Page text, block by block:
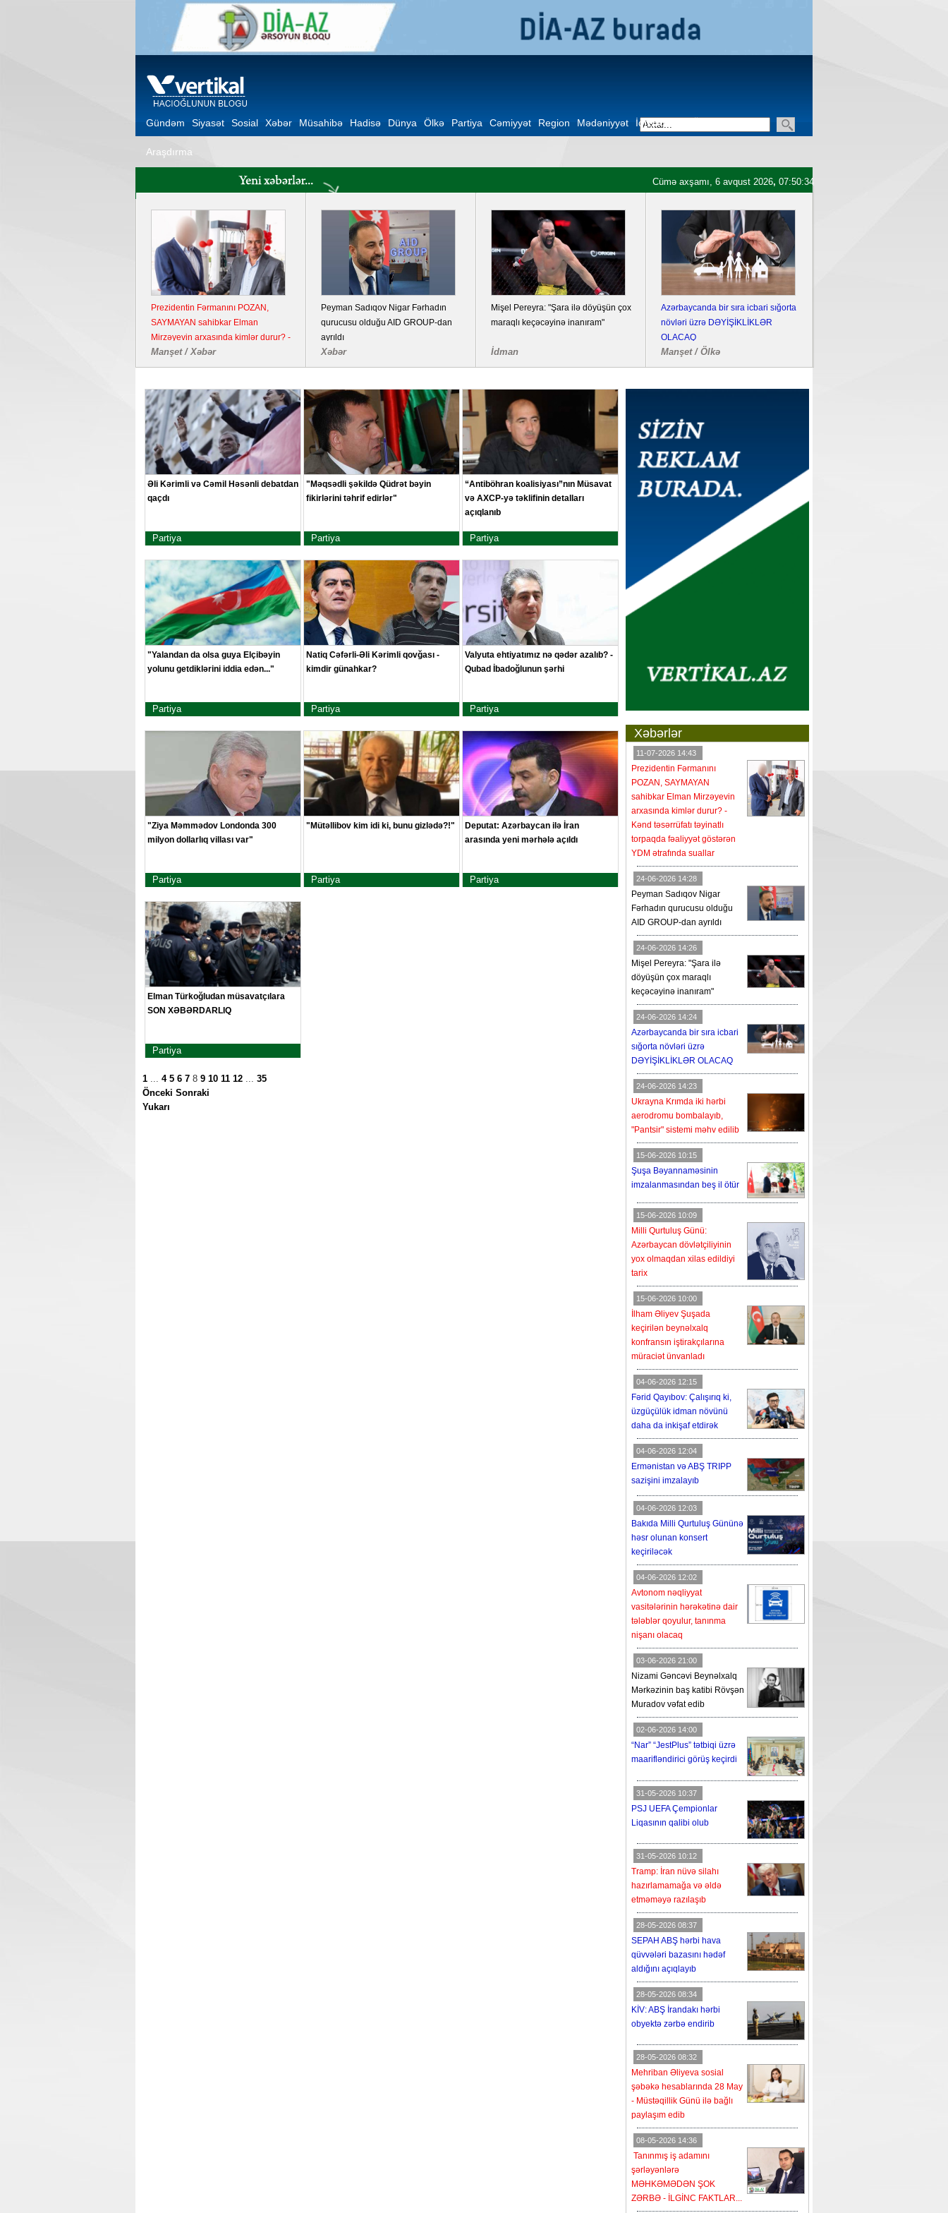
Gündəm Siyasət Sosial Xəbər Müsahibə Hadisə Dünya Ölkə Partiya Cəmiyyət Region Mədəniyyət İqtisadiyyat
Araşdırma
Cümə axşamı, 6 avqust 2026, 07:50:35
Prezidentin Fərmanını POZAN,
SAYMAYAN sahibkar Elman
Mirzəyevin arxasında kimlər durur? -
Kənd təsərrüfatı təyinatlı torpaqda
fəaliyyət göstərən YDM ətrafında
Manşet / Xəbər
Peyman Sadıqov Nigar Fərhadın
qurucusu olduğu AID GROUP-dan
ayrıldı
Xəbər
Mişel Pereyra: "Şara ilə döyüşün çox
maraqlı keçəcəyinə inanıram"
İdman
Azərbaycanda bir sıra icbari sığorta
növləri üzrə DƏYİŞİKLİKLƏR
OLACAQ
Manşet / Ölkə
Əli Kərimli və Cəmil Həsənli debatdan
qaçdı
Partiya
"Məqsədli şəkildə Qüdrət bəyin
fikirlərini təhrif edirlər"
Partiya
“Antiböhran koalisiyası”nın Müsavat
və AXCP-yə təklifinin detalları
açıqlanıb
Partiya
"Yalandan da olsa guya Elçibəyin
yolunu getdiklərini iddia edən..."
Partiya
Natiq Cəfərli-Əli Kərimli qovğası -
kimdir günahkar?
Partiya
Valyuta ehtiyatımız nə qədər azalıb? -
Qubad İbadoğlunun şərhi
Partiya
"Ziya Məmmədov Londonda 300
milyon dollarlıq villası var"
Partiya
"Mütəllibov kim idi ki, bunu gizlədə?!"
Partiya
Deputat: Azərbaycan ilə İran
arasında yeni mərhələ açıldı
Partiya
Elman Türkoğludan müsavatçılara
SON XƏBƏRDARLIQ
Partiya
1 ... 4 5 6 7 8 9 10 11 12 ... 35
Önceki Sonraki
Yukarı
Xəbərlər
11-07-2026 14:43
Prezidentin Fərmanını
POZAN, SAYMAYAN
sahibkar Elman Mirzəyevin
arxasında kimlər durur? -
Kənd təsərrüfatı təyinatlı
torpaqda fəaliyyət göstərən
YDM ətrafında suallar
24-06-2026 14:28
Peyman Sadıqov Nigar
Fərhadın qurucusu olduğu
AID GROUP-dan ayrıldı
24-06-2026 14:26
Mişel Pereyra: "Şara ilə
döyüşün çox maraqlı
keçəcəyinə inanıram"
24-06-2026 14:24
Azərbaycanda bir sıra icbari
sığorta növləri üzrə
DƏYİŞİKLİKLƏR OLACAQ
24-06-2026 14:23
Ukrayna Krımda iki hərbi
aerodromu bombalayıb,
"Pantsir" sistemi məhv edilib
15-06-2026 10:15
Şuşa Bəyannaməsinin
imzalanmasından beş il ötür
15-06-2026 10:09
Milli Qurtuluş Günü:
Azərbaycan dövlətçiliyinin
yox olmaqdan xilas edildiyi
tarix
15-06-2026 10:00
İlham Əliyev Şuşada
keçirilən beynəlxalq
konfransın iştirakçılarına
müraciət ünvanladı
04-06-2026 12:15
Fərid Qayıbov: Çalışırıq ki,
üzgüçülük idman növünü
daha da inkişaf etdirək
04-06-2026 12:04
Ermənistan və ABŞ TRIPP
sazişini imzalayıb
04-06-2026 12:03
Bakıda Milli Qurtuluş Gününə
həsr olunan konsert
keçiriləcək
04-06-2026 12:02
Avtonom nəqliyyat
vasitələrinin hərəkətinə dair
tələblər qoyulur, tanınma
nişanı olacaq
03-06-2026 21:00
Nizami Gəncəvi Beynəlxalq
Mərkəzinin baş katibi Rövşən
Muradov vəfat edib
02-06-2026 14:00
“Nar” “JestPlus” tətbiqi üzrə
maarifləndirici görüş keçirdi
31-05-2026 10:37
PSJ UEFA Çempionlar
Liqasının qalibi olub
31-05-2026 10:12
Tramp: İran nüvə silahı
hazırlamamağa və əldə
etməməyə razılaşıb
28-05-2026 08:37
SEPAH ABŞ hərbi hava
qüvvələri bazasını hədəf
aldığını açıqlayıb
28-05-2026 08:34
KİV: ABŞ İrandakı hərbi
obyektə zərbə endirib
28-05-2026 08:32
Mehriban Əliyeva sosial
şəbəkə hesablarında 28 May
- Müstəqillik Günü ilə bağlı
paylaşım edib
08-05-2026 14:36
Tanınmış iş adamını
şərləyənlərə
MƏHKƏMƏDƏN ŞOK
ZƏRBƏ - İLGİNC FAKTLAR...